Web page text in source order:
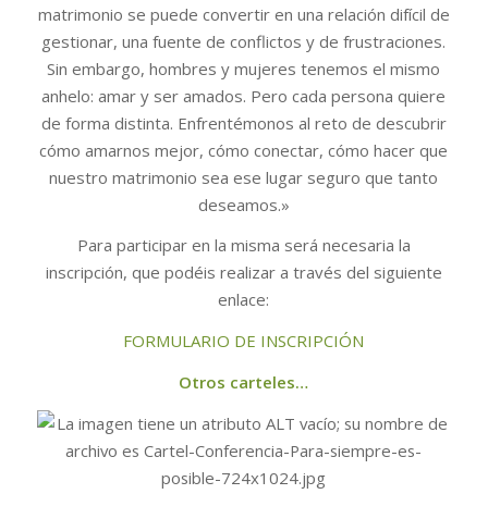
matrimonio se puede convertir en una relación difícil de
gestionar, una fuente de conflictos y de frustraciones.
Sin embargo, hombres y mujeres tenemos el mismo
anhelo: amar y ser amados. Pero cada persona quiere
de forma distinta. Enfrentémonos al reto de descubrir
cómo amarnos mejor, cómo conectar, cómo hacer que
nuestro matrimonio sea ese lugar seguro que tanto
deseamos.»
Para participar en la misma será necesaria la
inscripción, que podéis realizar a través del siguiente
enlace:
FORMULARIO DE INSCRIPCIÓN
Otros carteles…